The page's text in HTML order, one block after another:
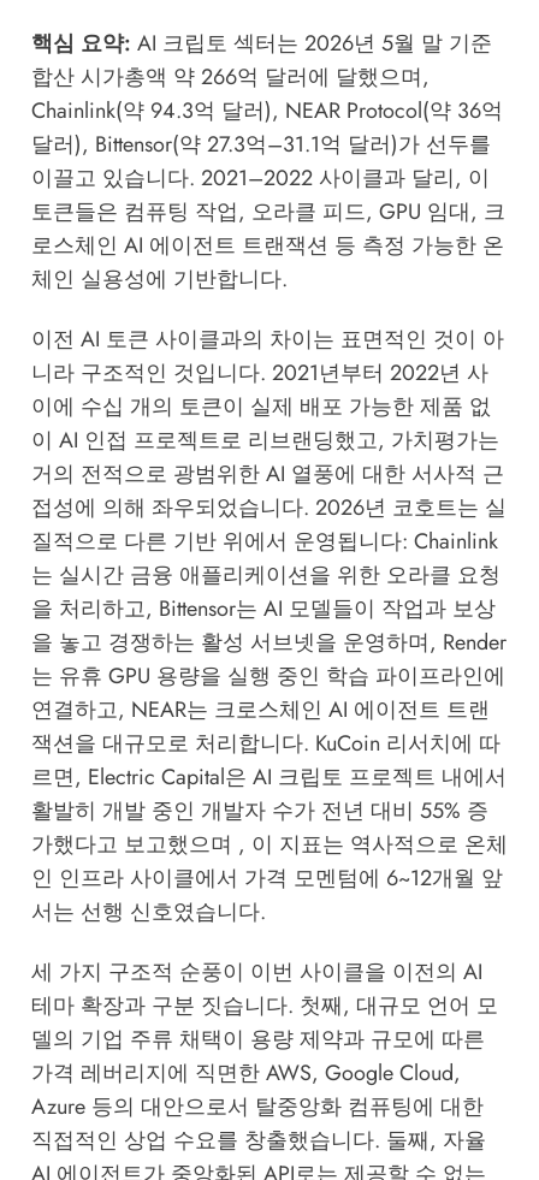
핵심 요약: AI 크립토 섹터는 2026년 5월 말 기준
합산 시가총액 약 266억 달러에 달했으며,
Chainlink(약 94.3억 달러), NEAR Protocol(약 36억
달러), Bittensor(약 27.3억–31.1억 달러)가 선두를
이끌고 있습니다. 2021–2022 사이클과 달리, 이
토큰들은 컴퓨팅 작업, 오라클 피드, GPU 임대, 크
로스체인 AI 에이전트 트랜잭션 등 측정 가능한 온
체인 실용성에 기반합니다.
이전 AI 토큰 사이클과의 차이는 표면적인 것이 아
니라 구조적인 것입니다. 2021년부터 2022년 사
이에 수십 개의 토큰이 실제 배포 가능한 제품 없
이 AI 인접 프로젝트로 리브랜딩했고, 가치평가는
거의 전적으로 광범위한 AI 열풍에 대한 서사적 근
접성에 의해 좌우되었습니다. 2026년 코호트는 실
질적으로 다른 기반 위에서 운영됩니다: Chainlink
는 실시간 금융 애플리케이션을 위한 오라클 요청
을 처리하고, Bittensor는 AI 모델들이 작업과 보상
을 놓고 경쟁하는 활성 서브넷을 운영하며, Render
는 유휴 GPU 용량을 실행 중인 학습 파이프라인에
연결하고, NEAR는 크로스체인 AI 에이전트 트랜
잭션을 대규모로 처리합니다. KuCoin 리서치에 따
르면, Electric Capital은 AI 크립토 프로젝트 내에서
활발히 개발 중인 개발자 수가 전년 대비 55% 증
가했다고 보고했으며 , 이 지표는 역사적으로 온체
인 인프라 사이클에서 가격 모멘텀에 6~12개월 앞
서는 선행 신호였습니다.
세 가지 구조적 순풍이 이번 사이클을 이전의 AI
테마 확장과 구분 짓습니다. 첫째, 대규모 언어 모
델의 기업 주류 채택이 용량 제약과 규모에 따른
가격 레버리지에 직면한 AWS, Google Cloud,
Azure 등의 대안으로서 탈중앙화 컴퓨팅에 대한
직접적인 상업 수요를 창출했습니다. 둘째, 자율